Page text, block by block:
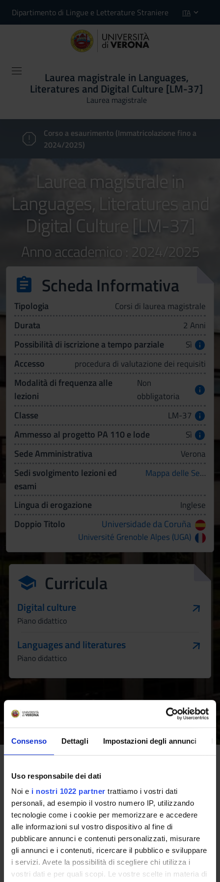
Consenso Dettagli Impostazioni degli annunci
Uso responsabile dei dati
Noi e i nostri 1022 partner trattiamo i vostri dati
personali, ad esempio il vostro numero IP, utilizzando
tecnologie come i cookie per memorizzare e accedere
alle informazioni sul vostro dispositivo al fine di
pubblicare annunci e contenuti personalizzati, misurare
gli annunci e i contenuti, ricercare il pubblico e sviluppare
i servizi. Avete la possibilità di scegliere chi utilizza i
vostri dati e per quali scopi. Le vostre scelte in materia di
Dipartimento di Lingue e Letterature Straniere ITA
Laurea magistrale in Languages,
Literatures and Digital Culture [LM-37]
Laurea magistrale
Corso a esaurimento (Immatricolazione fino a
2024/2025)
Laurea magistrale in
Languages, Literatures and
Digital Culture [LM-37]
Anno accademico : 2024/2025
Scheda Informativa
Tipologia Corsi di laurea magistrale
Durata 2 Anni
Possibilità di iscrizione a tempo parziale Sì
Accesso procedura di valutazione dei requisiti
Modalità di frequenza alle
lezioni
Non
obbligatoria
Classe LM-37
Ammesso al progetto PA 110 e lode Sì
Sede Amministrativa Verona
Sedi svolgimento lezioni ed
esami
Mappa delle Sedi
Lingua di erogazione Inglese
Doppio Titolo Universidade da Coruña
Université Grenoble Alpes (UGA)
Curricula
Digital culture
Piano didattico
Languages and literatures
Piano didattico
Scopri il Corso Scopri come iscriverti
Il Corso in numeri
I dati presentati vengono estratti dal questionario interno
sulla didattica e dalle rilevazioni di AlmaLaurea.
11
Rapporto componente studentesca/personale
docente (2023/2024)